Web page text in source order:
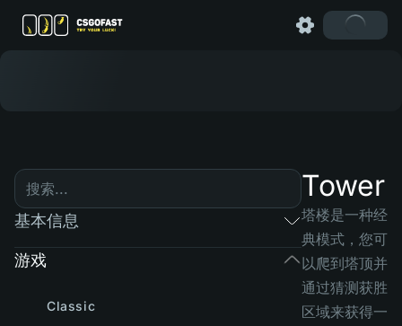
基本信息
游戏
Classic
Tower
塔楼是一种经
典模式，您可
以爬到塔顶并
通过猜测获胜
区域来获得一